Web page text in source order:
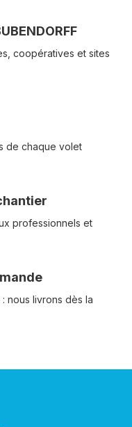
coopératives et sites
de chaque volet
professionnels et
nous livrons dès la